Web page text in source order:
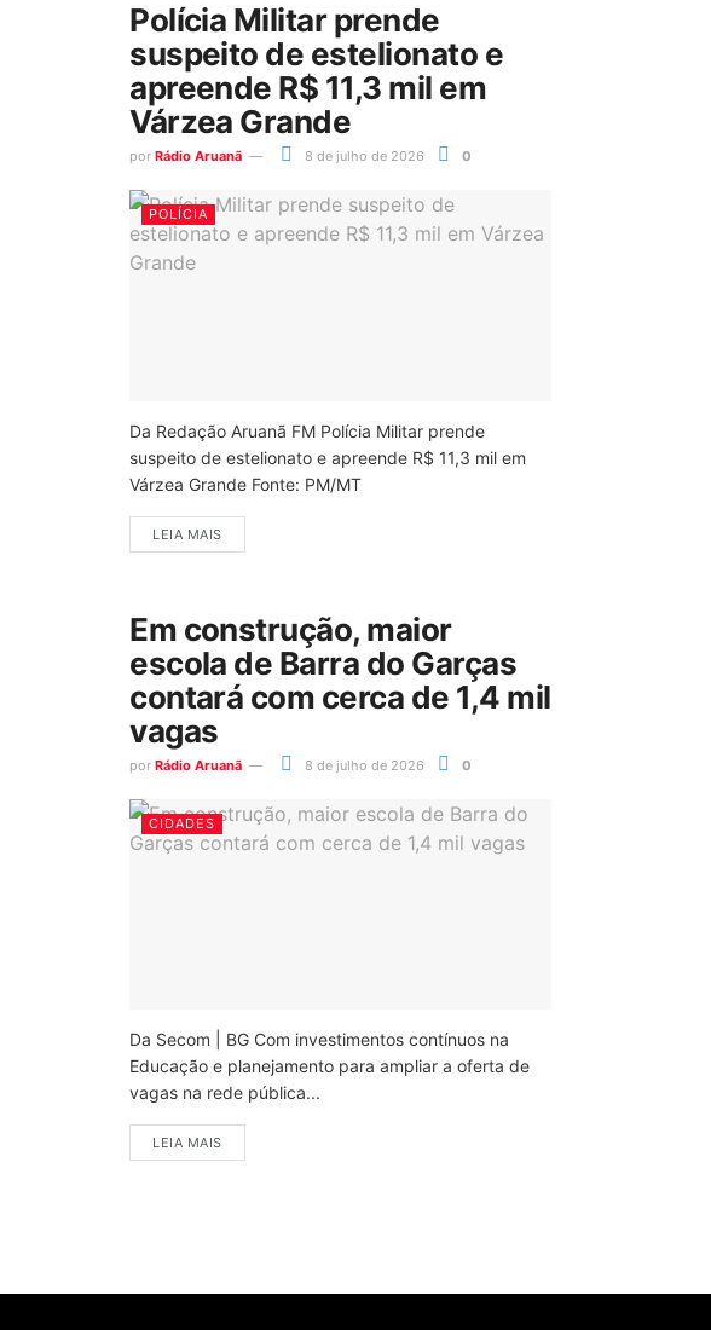
Polícia Militar prende
suspeito de estelionato e
apreende R$ 11,3 mil em
Várzea Grande
por Rádio Aruanã 8 de julho de 2026 0
POLÍCIA
Da Redação Aruanã FM Polícia Militar prende
suspeito de estelionato e apreende R$ 11,3 mil em
Várzea Grande Fonte: PM/MT
LEIA MAIS
Em construção, maior
escola de Barra do Garças
contará com cerca de 1,4 mil
vagas
por Rádio Aruanã 8 de julho de 2026 0
CIDADES
Da Secom | BG Com investimentos contínuos na
Educação e planejamento para ampliar a oferta de
vagas na rede pública...
LEIA MAIS